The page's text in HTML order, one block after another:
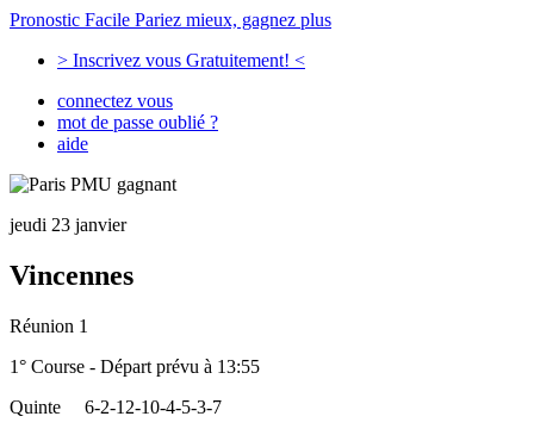
Pronostic Facile Pariez mieux, gagnez plus
> Inscrivez vous Gratuitement! <
connectez vous
mot de passe oublié ?
aide
jeudi 23 janvier
Vincennes
Réunion 1
1° Course - Départ prévu à 13:55
Quinte
6-2-12-10-4-5-3-7